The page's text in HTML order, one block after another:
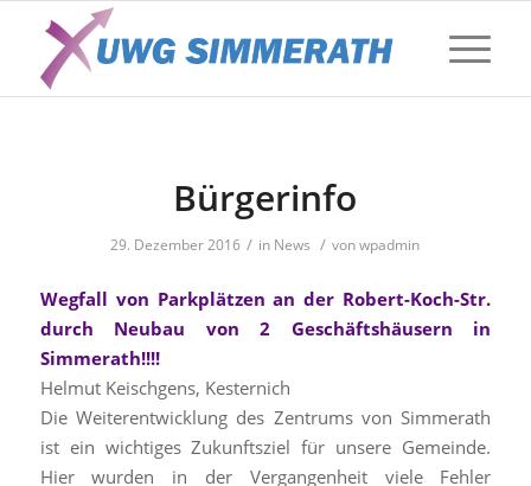
Bürgerinfo
29. Dezember 2016 / in News / vonwpadmin
Wegfall von Parkplätzen an der Robert-Koch-Str.
durch Neubau von 2 Geschäftshäusern in
Simmerath!!!!
Helmut Keischgens, Kesternich
Die Weiterentwicklung des Zentrums von Simmerath
ist ein wichtiges Zukunftsziel für unsere Gemeinde.
Hier wurden in der Vergangenheit viele Fehler